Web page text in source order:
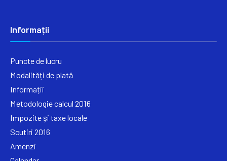
Informații
Puncte de lucru
Modalități de plată
Informații
Metodologie calcul 2016
Impozite și taxe locale
Scutiri 2016
Amenzi